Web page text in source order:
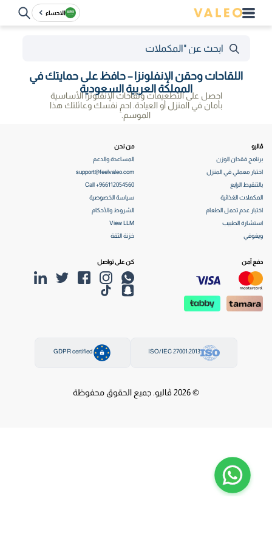
الاحساء
احصل على التطعيمات ولقاحات الإنفلونزا الأساسية
بأمان في المنزل أو العيادة. احمِ نفسك وعائلتك هذا
الموسم.
اللقاحات وحقن الإنفلونزا – حافظ على حمايتك في
المملكة العربية السعودية
ڤاليو
برنامج فقدان الوزن
اختبار معملي في المنزل
بالتنقيط الرابع
المكملات الغذائية
اختبار عدم تحمل الطعام
استشارة الطبيب
ويغوفي
من نحن
المساعدة والدعم
support@feelvaleo.com
Call +966112054560
سياسة الخصوصية
الشروط والأحكام
View LLM
خزنة الثقة
دفع آمن كن على تواصل
ISO/IEC 27001:2013
GDPR certified
© 2026 ڤاليو. جميع الحقوق محفوظة